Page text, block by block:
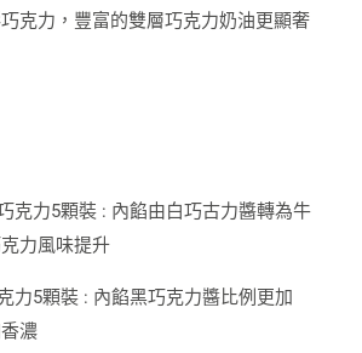
克力，豐富的雙層巧克力奶油更顯奢
克力5顆裝 : 內餡由白巧古力醬轉為牛
力風味提升
力5顆裝 : 內餡黑巧克力醬比例更加
濃